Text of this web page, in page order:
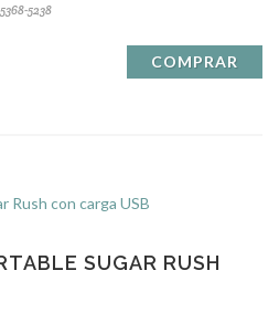
5238
COMPRAR
SUGAR RUSH